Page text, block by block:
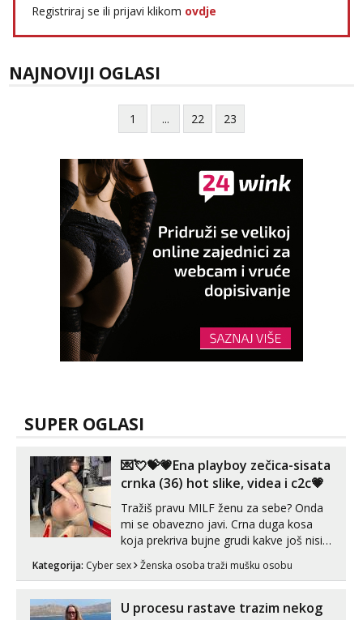
Registriraj se ili prijavi klikom ovdje
NAJNOVIJI OGLASI
1 ... 22 23
SUPER OGLASI
💌💘💝💗Ena playboy zečica-sisata
crnka (36) hot slike, videa i c2c💗
Tražiš pravu MILF ženu za sebe? Onda
mi se obavezno javi. Crna duga kosa
koja prekriva bujne grudi kakve još nisi
vidio, čista ŠESTICA! A usne? O usnama
bolje da ni ne pričam. Prave pune usne
vjeruj mi, takve još nisi vidio. Uvijek sam
Kategorija: Cyber sex Ženska osoba traži mušku osobu
U procesu rastave trazim nekog